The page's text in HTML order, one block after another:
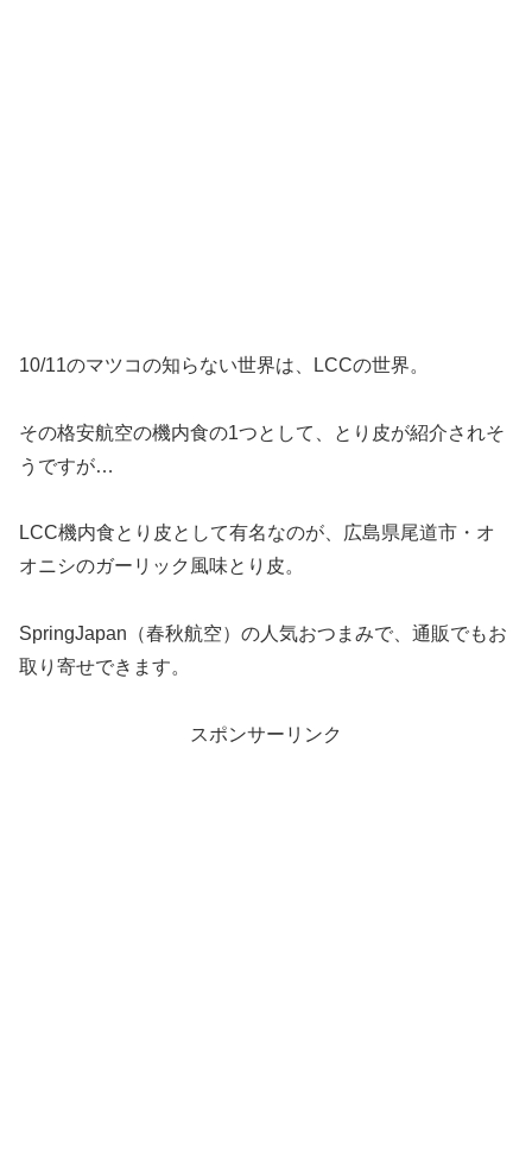
10/11のマツコの知らない世界は、LCCの世界。
その格安航空の機内食の1つとして、とり皮が紹介されそ
うですが…
LCC機内食とり皮として有名なのが、広島県尾道市・オ
オニシのガーリック風味とり皮。
SpringJapan（春秋航空）の人気おつまみで、通販でもお
取り寄せできます。
スポンサーリンク